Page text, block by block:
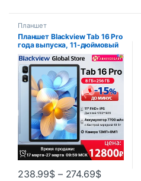
Планшет
Планшет Blackview Tab 16 Pro
года выпуска, 11-дюймовый
дисплей FHD+, 8 ГБ + 256 ГБ,
13 МП, 8 МП, Widevine L1,
аккумулятор 7700 мАч,
планшетный ПК на базе
Android 14
238.99$ – 274.69$